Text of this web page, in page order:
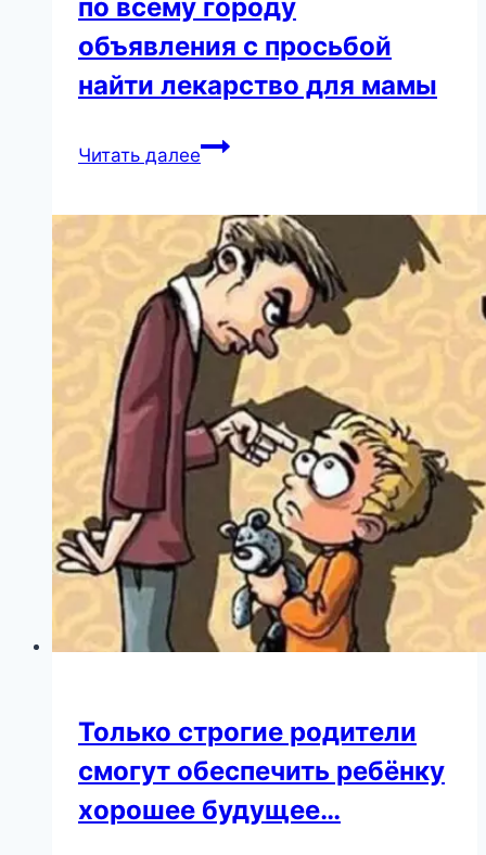
happy
about
по всему городу
объявления с просьбой
найти лекарство для мамы
Читать далееШестиклассник
всему
городу
объявления
с
просьбой
найти
лекарство
для
мамы
Только строгие родители
смогут обеспечить ребёнку
хорошее будущее…